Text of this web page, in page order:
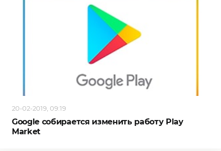
20-02-2019, 09:19
Google собирается изменить работу Play
Market